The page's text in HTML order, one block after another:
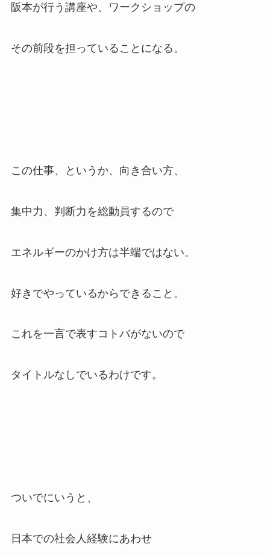
阪本が行う講座や、ワークショップの
その前段を担っていることになる。
この仕事、というか、向き合い方、
集中力、判断力を総動員するので
エネルギーのかけ方は半端ではない。
好きでやっているからできること。
これを一言で表すコトバがないので
タイトルなしでいるわけです。
ついでにいうと、
日本での社会人経験にあわせ